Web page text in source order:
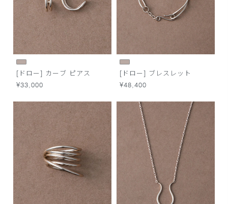
[ドロー] カーブ ピアス
¥33,000
[ドロー] ブレスレット
¥48,400